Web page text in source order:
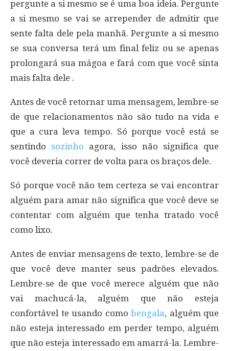
pergunte a si mesmo se é uma boa ideia. Pergunte
a si mesmo se vai se arrepender de admitir que
sente falta dele pela manhã. Pergunte a si mesmo
se sua conversa terá um final feliz ou se apenas
prolongará sua mágoa e fará com que você sinta
mais falta dele .
Antes de você retornar uma mensagem, lembre-se
de que relacionamentos não são tudo na vida e
que a cura leva tempo. Só porque você está se
sentindo sozinho agora, isso não significa que
você deveria correr de volta para os braços dele.
Só porque você não tem certeza se vai encontrar
alguém para amar não significa que você deve se
contentar com alguém que tenha tratado você
como lixo.
Antes de enviar mensagens de texto, lembre-se de
que você deve manter seus padrões elevados.
Lembre-se de que você merece alguém que não
vai machucá-la, alguém que não esteja
confortável te usando como bengala, alguém que
não esteja interessado em perder tempo, alguém
que não esteja interessado em amarrá-la. Lembre-